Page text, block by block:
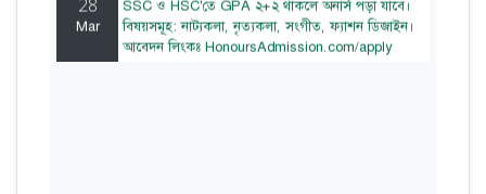
Mar
বিষয়সমূহ: নাট্যকলা, নৃত্যকলা, সংগীত, ফ্যাশন ডিজাইন।
আবেদন লিংকঃ HonoursAdmission.com/apply